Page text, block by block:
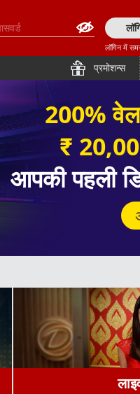
लॉगिन में
English (Asia)
简体中文
ภาษาไทย
प्रमोशन्स
दाफ़ाबेट :
ऑनलाइन
गेमिंग एक्सपीरियंस
200%
₹
आपकी पहली
पहला
100% पहला
20,000
200 से
अपनी जमा राशि को
प्रत्येक शुक्रवार
उच्च
सर्वश्रेष्ठ
300 से अधिक